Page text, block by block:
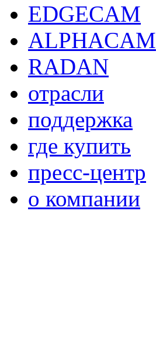
EDGECAM
ALPHACAM
RADAN
отрасли
поддержка
где купить
пресс-центр
о компании